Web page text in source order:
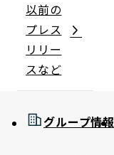
以前の
プレス
リリー
スなど
グループ情報